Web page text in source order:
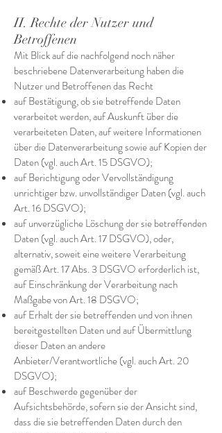
II. Rechte der Nutzer und
Betroffenen
Mit Blick auf die nachfolgend noch näher
beschriebene Datenverarbeitung haben die
Nutzer und Betroffenen das Recht
auf Bestätigung, ob sie betreffende Daten
verarbeitet werden, auf Auskunft über die
verarbeiteten Daten, auf weitere Informationen
über die Datenverarbeitung sowie auf Kopien der
Daten (vgl. auch Art. 15 DSGVO);
auf Berichtigung oder Vervollständigung
unrichtiger bzw. unvollständiger Daten (vgl. auch
Art. 16 DSGVO);
auf unverzügliche Löschung der sie betreffenden
Daten (vgl. auch Art. 17 DSGVO), oder,
alternativ, soweit eine weitere Verarbeitung
gemäß Art. 17 Abs. 3 DSGVO erforderlich ist,
auf Einschränkung der Verarbeitung nach
Maßgabe von Art. 18 DSGVO;
auf Erhalt der sie betreffenden und von ihnen
bereitgestellten Daten und auf Übermittlung
dieser Daten an andere
Anbieter/Verantwortliche (vgl. auch Art. 20
DSGVO);
auf Beschwerde gegenüber der
Aufsichtsbehörde, sofern sie der Ansicht sind,
dass die sie betreffenden Daten durch den